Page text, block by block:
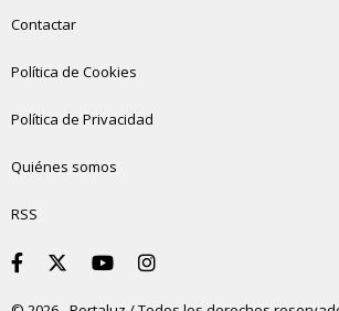
Contactar
Política de Cookies
Política de Privacidad
Quiénes somos
RSS